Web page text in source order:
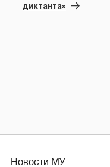
диктанта»
Новости МУ